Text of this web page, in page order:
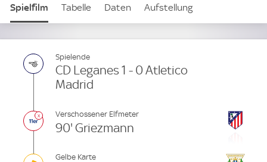
e
Spielfilm Tabelle Daten Aufstellung
Live
Spielende
CD Leganes 1 - 0 Atletico
Madrid
Verschossener Elfmeter
90' Griezmann
Gelbe Karte